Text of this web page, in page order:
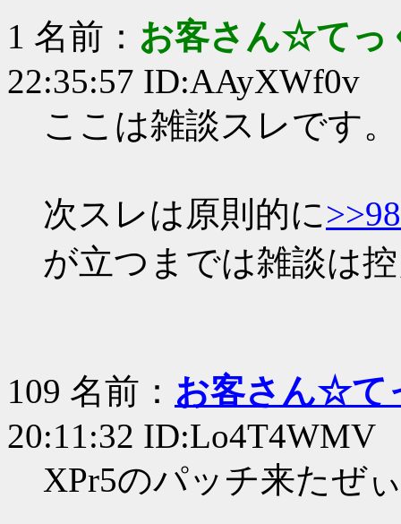
1 名前： お客さん☆てっ
22:35:57 ID:AAyXWf0v
ここは雑談スレです。
次スレは原則的に
が立つまでは雑談は
109 名前： お客さん☆て
20:11:32 ID:Lo4T4WMV
XPr5のパッチ来たぜ